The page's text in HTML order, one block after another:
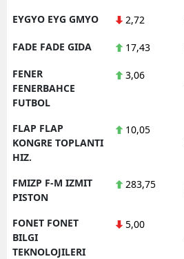
EYGYO EYG GMYO 2,72
FADE FADE GIDA 17,43
FENER
FENERBAHCE
FUTBOL
3,06
FLAP FLAP
KONGRE TOPLANTI
HIZ.
10,05
FMIZP F-M IZMIT
PISTON
283,75
FONET FONET
BILGI
TEKNOLOJILERI
5,00